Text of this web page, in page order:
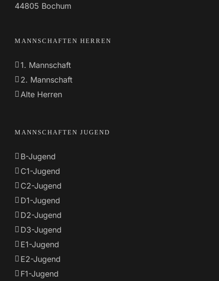
44805 Bochum
MANNSCHAFTEN HERREN
1. Mannschaft
2. Mannschaft
Alte Herren
MANNSCHAFTEN JUGEND
B-Jugend
C1-Jugend
C2-Jugend
D1-Jugend
D2-Jugend
D3-Jugend
E1-Jugend
E2-Jugend
F1-Jugend